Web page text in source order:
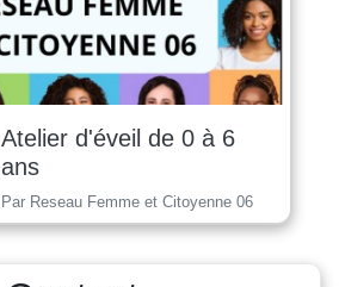
Atelier d'éveil de 0 à 6
ans
Par Reseau Femme et Citoyenne 06